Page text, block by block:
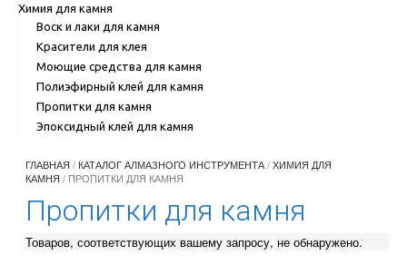
Химия для камня
Воск и лаки для камня
Красители для клея
Моющие средства для камня
Полиэфирный клей для камня
Пропитки для камня
Эпоксидный клей для камня
ГЛАВНАЯ / КАТАЛОГ АЛМАЗНОГО ИНСТРУМЕНТА/ХИМИЯ ДЛЯ
КАМНЯ / ПРОПИТКИ ДЛЯ КАМНЯ
Пропитки для камня
Товаров, соответствующих вашему запросу, не обнаружено.